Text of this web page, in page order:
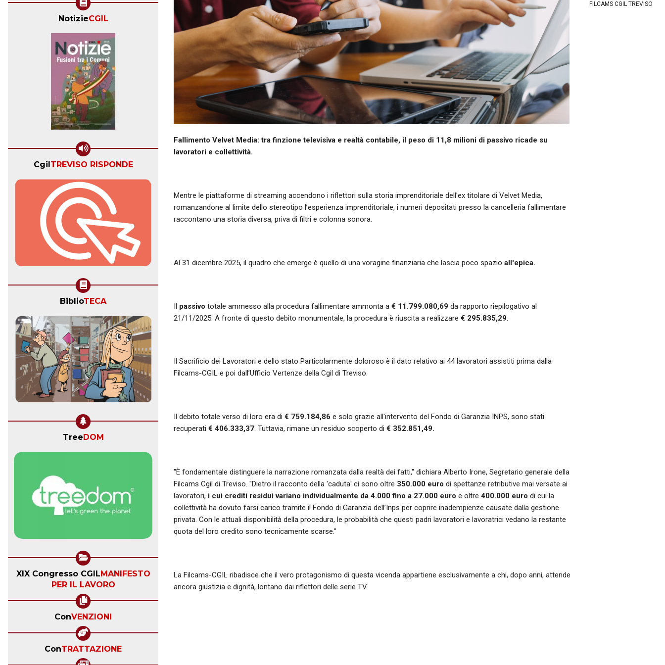
Fallimento Velvet Media: tra finzione televisiva e realtà contabile, il peso di 11,8 milioni di passivo ricade su
lavoratori e collettività.
Mentre le piattaforme di streaming accendono i riflettori sulla storia imprenditoriale dell'ex titolare di Velvet Media,
romanzandone al limite dello stereotipo l’esperienza imprenditoriale, i numeri depositati presso la cancelleria fallimentare
raccontano una storia diversa, priva di filtri e colonna sonora.
Al 31 dicembre 2025, il quadro che emerge è quello di una voragine finanziaria che lascia poco spazio all'epica.
Il passivo totale ammesso alla procedura fallimentare ammonta a € 11.799.080,69 da rapporto riepilogativo al
21/11/2025. A fronte di questo debito monumentale, la procedura è riuscita a realizzare € 295.835,29
Il Sacrificio dei Lavoratori e dello stato Particolarmente doloroso è il dato relativo ai 44 lavoratori assistiti prima dalla
Filcams-CGIL e poi dall’Ufficio Vertenze della Cgil di Treviso.
Il debito totale verso di loro era di € 759.184,86 e solo grazie all'intervento del Fondo di Garanzia INPS, sono stati
recuperati € 406.333,37. Tuttavia, rimane un residuo scoperto di € 352.851,49.
"È fondamentale distinguere la narrazione romanzata dalla realtà dei fatti," dichiara Alberto Irone, Segretario generale della
Filcams Cgil di Treviso. "Dietro il racconto della 'caduta' ci sono oltre 350.000 euro di spettanze retributive mai versate ai
lavoratori, i cui crediti residui variano individualmente da 4.000 fino a 27.000 euro e oltre 400.000 euro di cui la
collettività ha dovuto farsi carico tramite il Fondo di Garanzia dell’Inps per coprire inadempienze causate dalla gestione
privata. Con le attuali disponibilità della procedura, le probabilità che questi padri lavoratori e lavoratrici vedano la restante
quota del loro credito sono tecnicamente scarse."
La Filcams-CGIL ribadisce che il vero protagonismo di questa vicenda appartiene esclusivamente a chi, dopo anni, attende
ancora giustizia e dignità, lontano dai riflettori delle serie TV.
FILCAMS CGIL TREVISO
NotizieCGIL
CgilTREVISO RISPONDE
BiblioTECA
TreeDOM
XIX Congresso CGILMANIFESTO
PER IL LAVORO
ConVENZIONI
ConTRATTAZIONE